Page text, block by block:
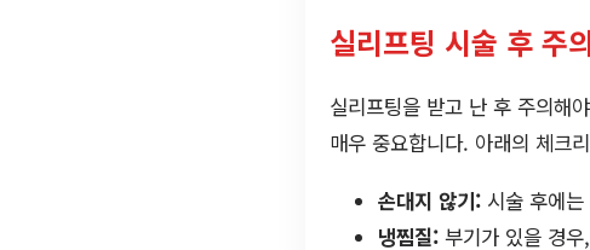
실리프팅 시술 후 주
실리프팅을 받고 난 후 주의해
매우 중요합니다. 아래의 체크
손대지 않기: 시술 후에
냉찜질: 부기가 있을 경